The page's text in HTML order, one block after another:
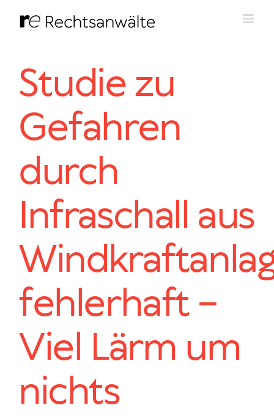
Inhalt
Studie zu
Gefahren
durch
Infraschall aus
fehlerhaft –
Viel Lärm um
nichts